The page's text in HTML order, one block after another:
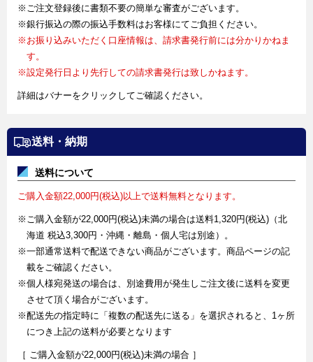
※ご注文登録後に書類不要の簡単な審査がございます。
※銀行振込の際の振込手数料はお客様にてご負担ください。
※お振り込みいただく口座情報は、請求書発行前には分かりかねま
す。
※設定発行日より先行しての請求書発行は致しかねます。
詳細はバナーをクリックしてご確認ください。
送料・納期
送料について
ご購入金額22,000円(税込)以上で送料無料となります。
※ご購入金額が22,000円(税込)未満の場合は送料1,320円(税込)（北
海道 税込3,300円・沖縄・離島・個人宅は別途）。
※一部通常送料で配送できない商品がございます。商品ページの記
載をご確認ください。
※個人様宛発送の場合は、別途費用が発生しご注文後に送料を変更
させて頂く場合がございます。
※配送先の指定時に「複数の配送先に送る」を選択されると、1ヶ所
につき上記の送料が必要となります
［ ご購入金額が22,000円(税込)未満の場合 ］